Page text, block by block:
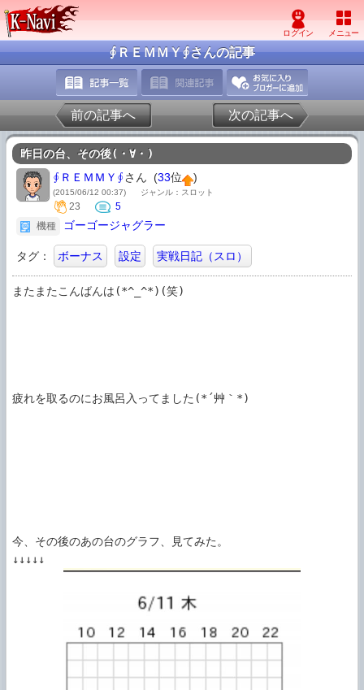
∮ＲＥＭＭＹ∮さんの記事
前の記事へ 次の記事へ
昨日の台、その後(・∀・)
∮ＲＥＭＭＹ∮さん (33位 )
(2015/06/12 00:37) ジャンル：スロット
23
5
機種
ゴーゴージャグラー
タグ： ボーナス 設定 実戦日記（スロ）
またまたこんばんは(*^_^*)(笑)
疲れを取るのにお風呂入ってました(*´艸｀*)
今、その後のあの台のグラフ、見てみた。